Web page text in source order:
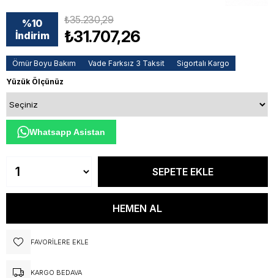
%10
İndirim
₺35.230,29
₺31.707,26
Ömür Boyu Bakım Vade Farksız 3 Taksit
Sigortalı Kargo
Yüzük Ölçünüz
Whatsapp Asistan
FAVORILERE EKLE
KARGO BEDAVA